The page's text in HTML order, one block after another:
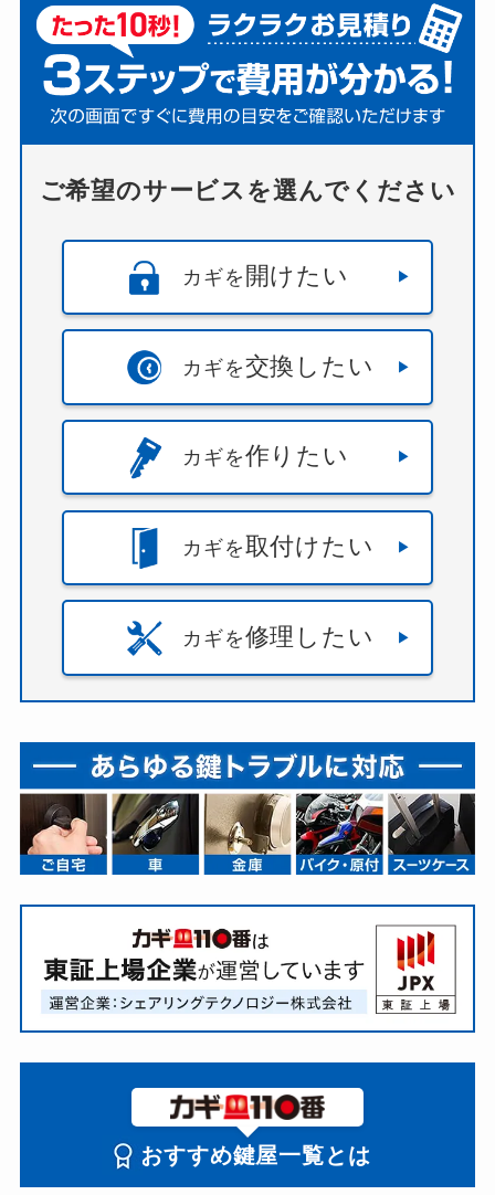
ご希望のサービスを選んでください
カギを 開けたい
カギを交換したい
カギを作りたい
カギを取付けたい
カギを修理したい
おすすめ鍵屋一覧とは